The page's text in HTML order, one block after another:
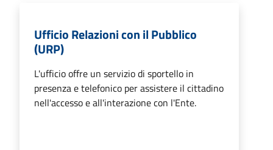
Ufficio Relazioni con il Pubblico
(URP)
L'ufficio offre un servizio di sportello in
presenza e telefonico per assistere il cittadino
nell'accesso e all'interazione con l'Ente.